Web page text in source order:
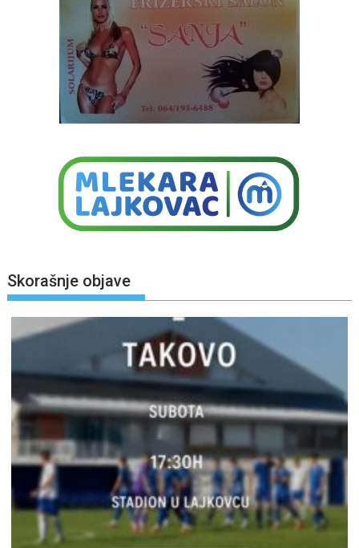
Skorašnje objave